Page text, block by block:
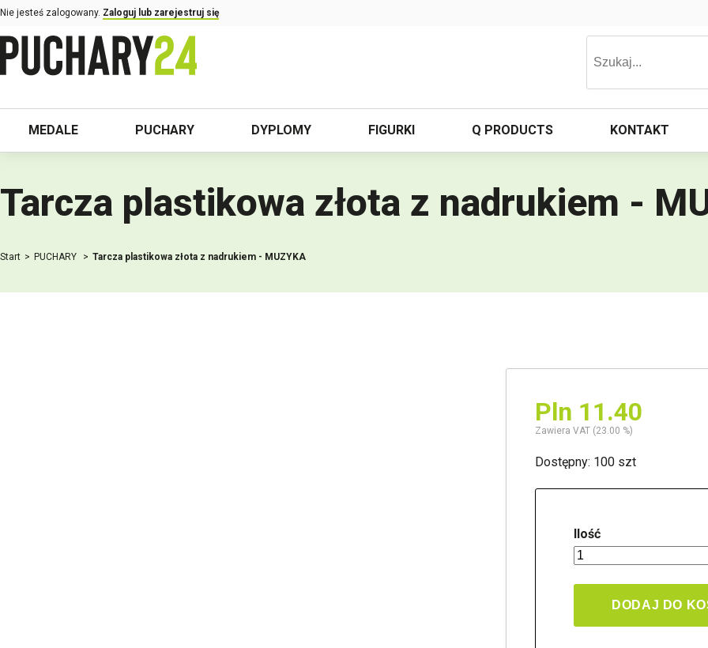
Nie jesteś zalogowany. Zaloguj lub zarejestruj się
MEDALE PUCHARY DYPLOMY FIGURKI Q PRODUCTS KONTAKT
Tarcza plastikowa złota z nadrukiem -
Start PUCHARY Tarcza plastikowa złota z nadrukiem - MUZYKA
Pln 11.40
Zawiera VAT (23.00 %)
Dostępny: 100 szt
Ilość
DODAJ DO